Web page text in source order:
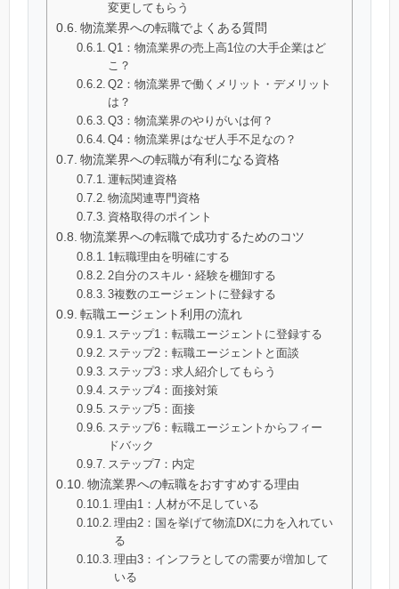
変更してもらう
物流業界への転職でよくある質問
Q1：物流業界の売上高1位の大手企業はど
こ？
Q2：物流業界で働くメリット・デメリット
は？
Q3：物流業界のやりがいは何？
Q4：物流業界はなぜ人手不足なの？
物流業界への転職が有利になる資格
運転関連資格
物流関連専門資格
資格取得のポイント
物流業界への転職で成功するためのコツ
1転職理由を明確にする
2自分のスキル・経験を棚卸する
3複数のエージェントに登録する
転職エージェント利用の流れ
ステップ1：転職エージェントに登録する
ステップ2：転職エージェントと面談
ステップ3：求人紹介してもらう
ステップ4：面接対策
ステップ5：面接
ステップ6：転職エージェントからフィー
ドバック
ステップ7：内定
物流業界への転職をおすすめする理由
理由1：人材が不足している
理由2：国を挙げて物流DXに力を入れてい
る
理由3：インフラとしての需要が増加して
いる